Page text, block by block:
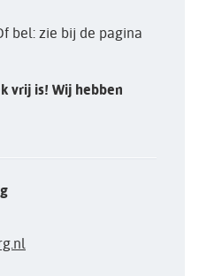
bel: zie bij de pagina
vrij is! Wij hebben